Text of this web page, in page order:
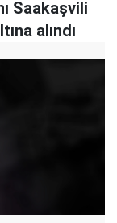
Saakaşvili
alındı